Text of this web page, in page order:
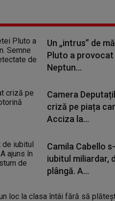
Un „intrus” de
Pluto a provocat
Neptun...
Camera
criză pe piața
Acciza la...
Camila Cabello
iubitul miliardar,
plângă. A...